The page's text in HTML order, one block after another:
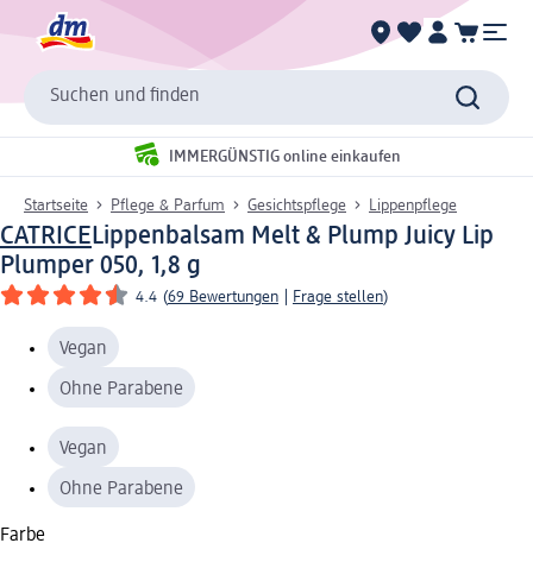
Suchen und finden
IMMERGÜNSTIG online einkaufen
Startseite Pflege & Parfum Gesichtspflege Lippenpflege
CATRICELippenbalsam Melt & Plump Juicy Lip
Plumper 050, 1,8 g
4.4 (69 Bewertungen Frage stellen)
Vegan
Ohne Parabene
Vegan
Ohne Parabene
Farbe